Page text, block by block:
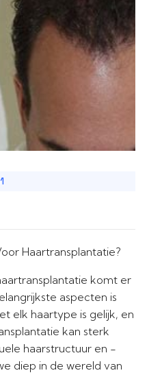
Haartransplantatie?
komt er
aspecten is
elk haartype is gelijk, en
kan sterk
haarstructuur en -
diep in de wereld van